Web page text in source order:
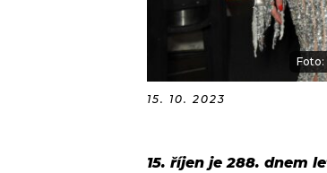
Foto:
15. 10. 2023
15. říjen je 288. dnem